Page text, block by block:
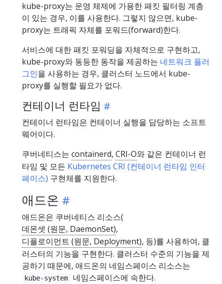
kube-proxy는 운영 체제에 가용한 패킷 필터링 계층
이 있는 경우, 이를 사용한다. 그렇지 않으면, kube-
proxy는 트래픽 자체를 포워드(forward)한다.
서비스에 대한 패킷 포워딩을 자체적으로 구현하고,
kube-proxy와 동등한 동작을 제공하는 네트워크 플러
그인을 사용하는 경우, 클러스터 노드에서 kube-
proxy를 실행할 필요가 없다.
컨테이너 런타임
컨테이너 런타임은 컨테이너 실행을 담당하는 소프트
웨어이다.
쿠버네티스는 containerd, CRI-O와 같은 컨테이너 런
타임 및 모든 Kubernetes CRI (컨테이너 런타임 인터
페이스) 구현체를 지원한다.
애드온
애드온은 쿠버네티스 리소스(
데몬셋 (원문, DaemonSet),
디플로이먼트 (원문, Deployment), 등)를 사용하여, 클
러스터의 기능을 구현한다. 클러스터 수준의 기능을 제
공하기 때문에, 애드온의 네임스페이스 리소스는
kube-system
네임스페이스에 속한다.